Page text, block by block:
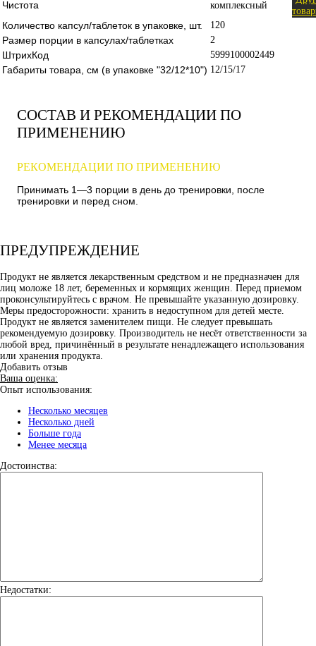
Чистота комплексный
Количество капсул/таблеток в упаковке, шт. 120
Размер порции в капсулах/таблетках 2
ШтрихКод 5999100002449
Габариты товара, см (в упаковке "32/12*10") 12/15/17
СОСТАВ И РЕКОМЕНДАЦИИ ПО
ПРИМЕНЕНИЮ
РЕКОМЕНДАЦИИ ПО ПРИМЕНЕНИЮ
Принимать 1—3 порции в день до тренировки, после
тренировки и перед сном.
ПРЕДУПРЕЖДЕНИЕ
Продукт не является лекарственным средством и не предназначен для
лиц моложе 18 лет, беременных и кормящих женщин. Перед приемом
проконсультируйтесь с врачом. Не превышайте указанную дозировку.
Меры предосторожности: хранить в недоступном для детей месте.
Продукт не является заменителем пищи. Не следует превышать
рекомендуемую дозировку. Производитель не несёт ответственности за
любой вред, причинённый в результате ненадлежащего использования
или хранения продукта.
Добавить отзыв
Ваша оценка:
Опыт использования:
Несколько месяцев
Несколько дней
Больше года
Менее месяца
Достоинства:
Недостатки: